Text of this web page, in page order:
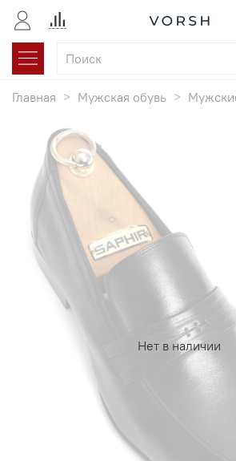
Главная Мужская обувь
Нет в наличии